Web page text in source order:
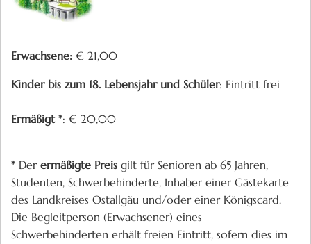
Erwachsene: € 21,00
Kinder bis zum 18. Lebensjahr und Schüler: Eintritt frei
Ermäßigt *: € 20,00
* Derermäßigte Preis gilt für Senioren ab 65 Jahren,
Studenten, Schwerbehinderte, Inhaber einer Gästekarte
des Landkreises Ostallgäu und/oder einer Königscard.
Die Begleitperson (Erwachsener) eines
Schwerbehinderten erhält freien Eintritt, sofern dies im